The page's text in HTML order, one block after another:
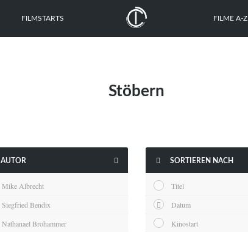
FILMSTARTS FILME A-Z
Stöbern
AUTOR 
Mike Albrecht
Siegfried Bendix
Nathanael Brohammer
 SORTIEREN NACH
Titel
Datum
Kinostart